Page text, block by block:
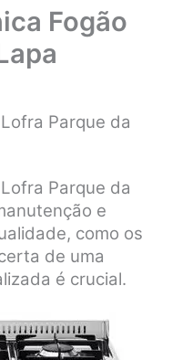
Fogão
Parque da
Parque da
e
como os
de uma
é crucial.